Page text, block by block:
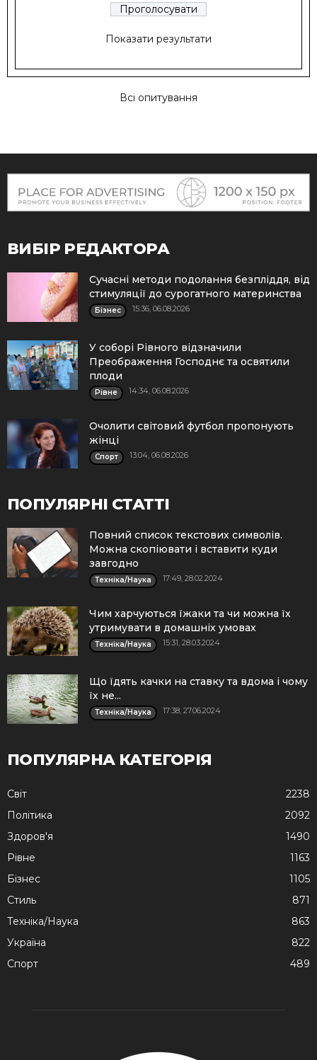
Показати результати
Всі опитування
ВИБІР РЕДАКТОРА
Сучасні методи подолання безпліддя, від
стимуляції до сурогатного материнства
Бізнес 15:36, 06.08.2026
У соборі Рівного відзначили
Преображення Господнє та освятили
плоди
Рівне 14:34, 06.08.2026
Очолити світовий футбол пропонують
жінці
Спорт 13:04, 06.08.2026
ПОПУЛЯРНІ СТАТТІ
Повний список текстових символів.
Можна скопіювати і вставити куди
завгодно
Техніка/Наука 17:49, 28.02.2024
Чим харчуються їжаки та чи можна їх
утримувати в домашніх умовах
Техніка/Наука 15:31, 28.03.2024
Що їдять качки на ставку та вдома і чому
їх не...
Техніка/Наука 17:38, 27.06.2024
ПОПУЛЯРНА КАТЕГОРІЯ
Cвіт
2238
Політика
2092
Здоров'я
1490
Рівне
1163
Бізнес
1105
Стиль
871
Техніка/Наука
863
Україна
822
Спорт
489